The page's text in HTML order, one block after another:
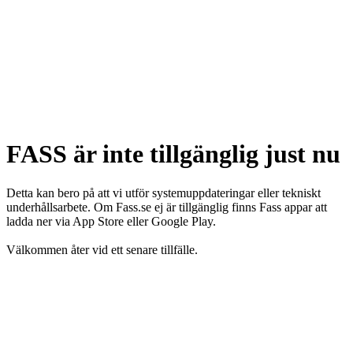
FASS är inte tillgänglig just nu
Detta kan bero på att vi utför systemuppdateringar eller tekniskt
underhållsarbete. Om Fass.se ej är tillgänglig finns Fass appar att
ladda ner via App Store eller Google Play.
Välkommen åter vid ett senare tillfälle.